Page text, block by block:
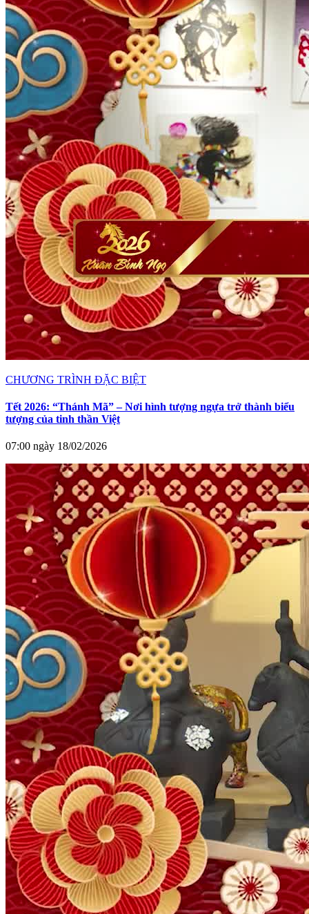
CHƯƠNG TRÌNH ĐẶC BIỆT
Tết 2026: “Thánh Mã” – Nơi hình tượng ngựa trở thành biểu
tượng của tinh thần Việt
07:00 ngày 18/02/2026